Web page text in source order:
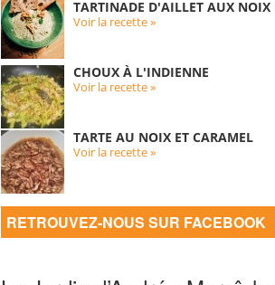
TARTINADE D'AILLET AUX NOIX
Voir la recette »
CHOUX À L'INDIENNE
Voir la recette »
TARTE AU NOIX ET CARAMEL
Voir la recette »
RETROUVEZ-NOUS SUR FACEBOOK